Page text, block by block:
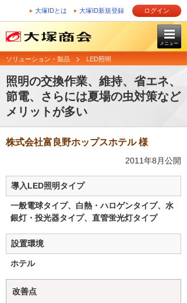
大塚IDとは 大塚ID新規登録 ログイン
メニュー
ソリューション・製品 LED照明
照明の交換作業、維持、省エネ、
節電、さらには夏場の虫対策など
メリットが多い
株式会社富良野ホップスホテル 様
2011年8月公開
導入LED照明タイプ
一般電球タイプ、白熱・ハロゲンタイプ、水
銀灯・投光器タイプ、直管蛍光灯タイプ
設置環境
ホテル
改善点